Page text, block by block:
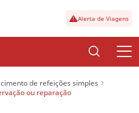
Alerta de Viagens
de refeições simples
ou reparação